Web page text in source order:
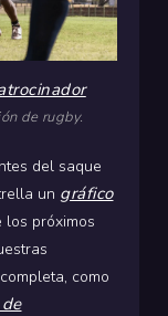
de rugby.
del saque
un gráfico
los próximos
como